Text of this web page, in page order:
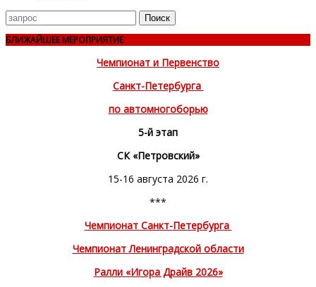
Поиск
для
БЛИЖАЙШЕЕ МЕРОПРИЯТИЕ
Чемпионат и Первенство
Санкт-Петербурга
по автомногоборью
5-й этап
СК «Петровский»
15-16 августа 2026 г.
***
Чемпионат Санкт-Петербурга
Чемпионат Ленинградской области
Ралли «Игора Драйв 2026»